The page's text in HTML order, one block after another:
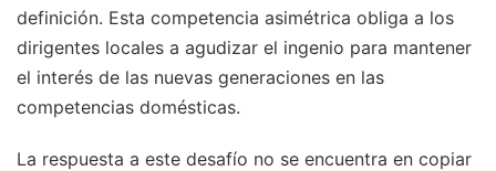
definición. Esta competencia asimétrica obliga a los
dirigentes locales a agudizar el ingenio para mantener
el interés de las nuevas generaciones en las
competencias domésticas.
La respuesta a este desafío no se encuentra en copiar